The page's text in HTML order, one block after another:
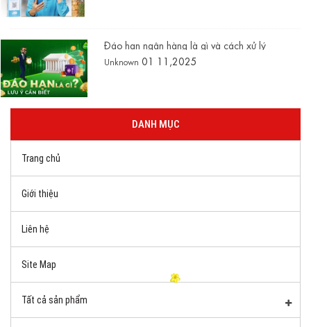
Đáo hạn ngân hàng là gì và cách xử lý
Unknown 01 11,2025
DANH MỤC
Trang chủ
Giới thiệu
Liên hệ
Site Map
Tất cả sản phẩm